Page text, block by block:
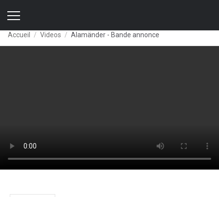
Accueil Videos Alamänder - Bande annonce